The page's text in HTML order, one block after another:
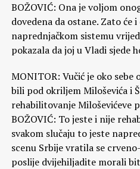
BOŽOVIĆ: Ona je voljom
dovedena da ostane. Zato će
naprednjačkom sistemu
pokazala da joj u Vladi sjede
MONITOR: Vučić je oko sebe
bili pod okriljem Miloševića i
rehabilitovanje Miloševićeve
BOŽOVIĆ: To jeste i nije
svakom slučaju to jeste
scenu Srbije vratila se
poslije dvijehiljadite morali